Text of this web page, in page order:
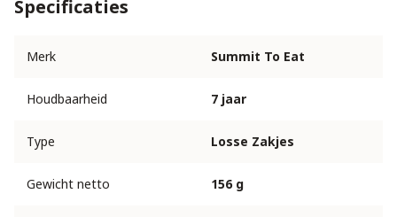
Specificaties
Merk Summit To Eat
Houdbaarheid 7 jaar
Type Losse Zakjes
Gewicht netto 156 g